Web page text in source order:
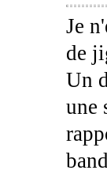
Je
de
Un
une